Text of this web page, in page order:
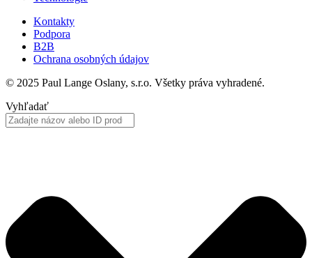
Kontakty
Podpora
B2B
Ochrana osobných údajov
© 2025 Paul Lange Oslany, s.r.o. Všetky práva vyhradené.
Vyhľadať